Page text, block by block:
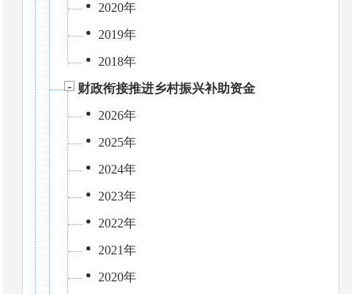
2020年
2019年
2018年
财政衔接推进乡村振兴补助资金
2026年
2025年
2024年
2023年
2022年
2021年
2020年